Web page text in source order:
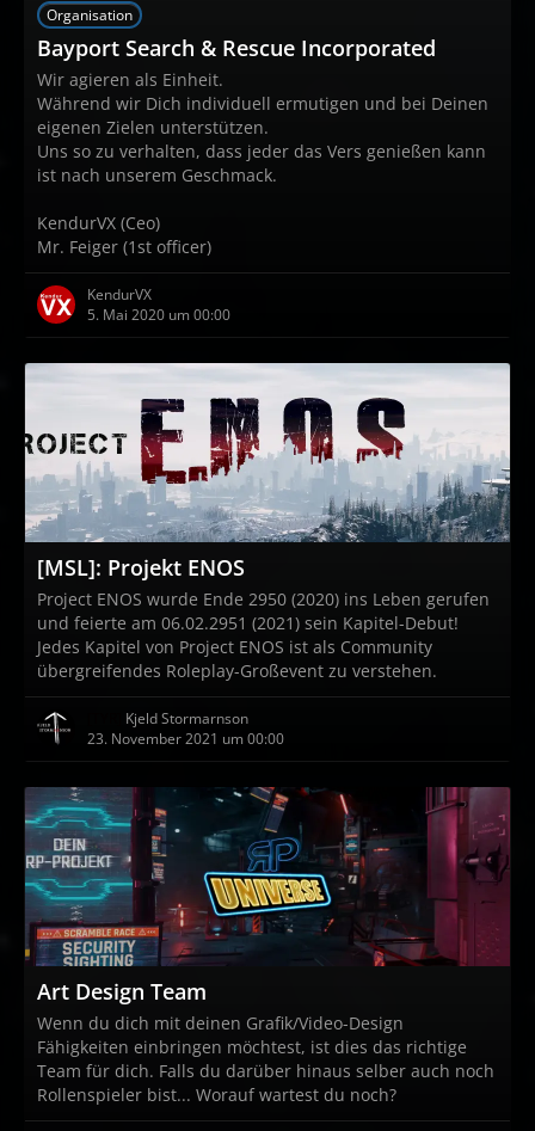
Organisation
Bayport Search & Rescue Incorporated
Wir agieren als Einheit.
Während wir Dich individuell ermutigen und bei Deinen
eigenen Zielen unterstützen.
Uns so zu verhalten, dass jeder das Vers genießen kann
ist nach unserem Geschmack.
KendurVX (Ceo)
Mr. Feiger (1st officer)
KendurVX
5. Mai 2020 um 00:00
[MSL]: Projekt ENOS
Project ENOS wurde Ende 2950 (2020) ins Leben gerufen
und feierte am 06.02.2951 (2021) sein Kapitel-Debut!
Jedes Kapitel von Project ENOS ist als Community
übergreifendes Roleplay-Großevent zu verstehen.
Kjeld Stormarnson
23. November 2021 um 00:00
Art Design Team
Wenn du dich mit deinen Grafik/Video-Design
Fähigkeiten einbringen möchtest, ist dies das richtige
Team für dich. Falls du darüber hinaus selber auch noch
Rollenspieler bist... Worauf wartest du noch?